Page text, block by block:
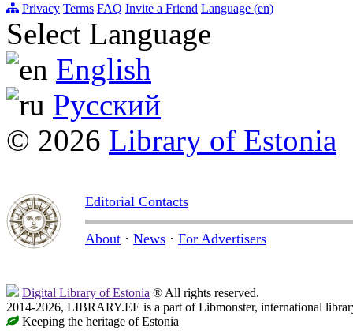
Privacy Terms FAQ Invite a Friend Language (en)
Select Language
English
Русский
© 2026 Library of Estonia
Editorial Contacts
About · News · For Advertisers
Digital Library of Estonia ® All rights reserved.
2014-2026, LIBRARY.EE is a part of Libmonster, international
Keeping the heritage of Estonia